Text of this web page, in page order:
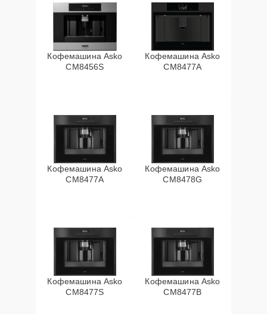
Кофемашина Asko
CM8456S
Кофемашина Asko
CM8477A
Кофемашина Asko
СМ8477А
Кофемашина Asko
CM8478G
Кофемашина Asko
CM8477S
Кофемашина Asko
CM8477B